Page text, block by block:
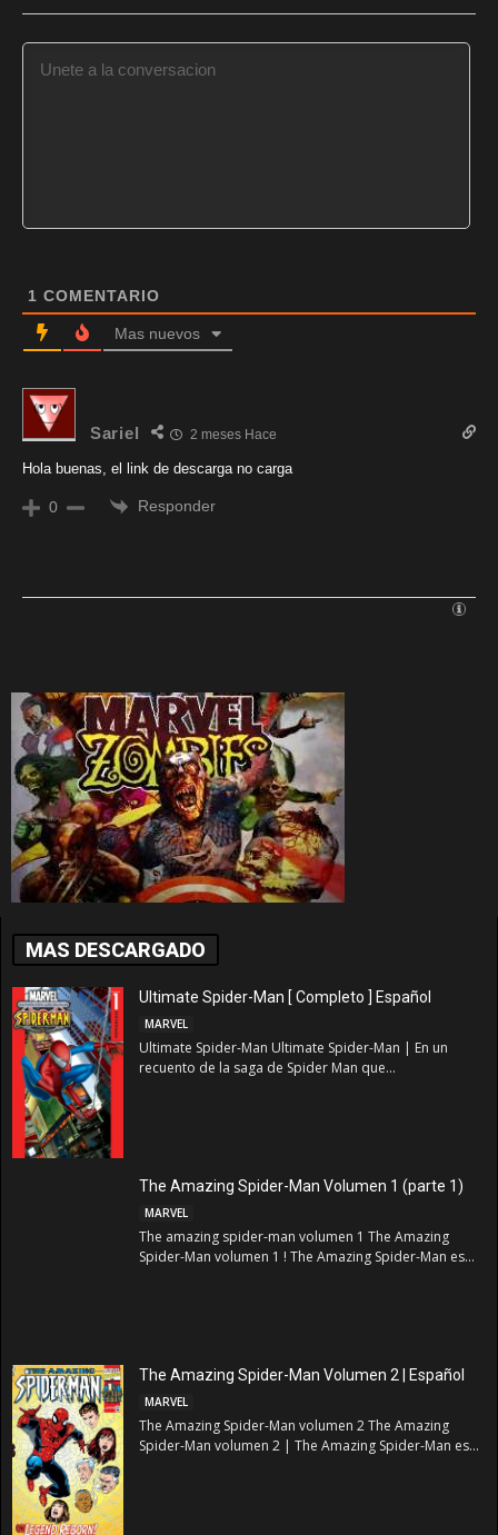
1 COMENTARIO
Mas nuevos
Sariel 2 meses Hace
Hola buenas, el link de descarga no carga
0 Responder
MAS DESCARGADO
Ultimate Spider-Man [ Completo ] Español
MARVEL
Ultimate Spider-Man Ultimate Spider-Man | En un
recuento de la saga de Spider Man que...
The Amazing Spider-Man Volumen 1 (parte 1)
MARVEL
The amazing spider-man volumen 1 The Amazing
Spider-Man volumen 1 ! The Amazing Spider-Man es...
The Amazing Spider-Man Volumen 2 | Español
MARVEL
The Amazing Spider-Man volumen 2 The Amazing
Spider-Man volumen 2 | The Amazing Spider-Man es...